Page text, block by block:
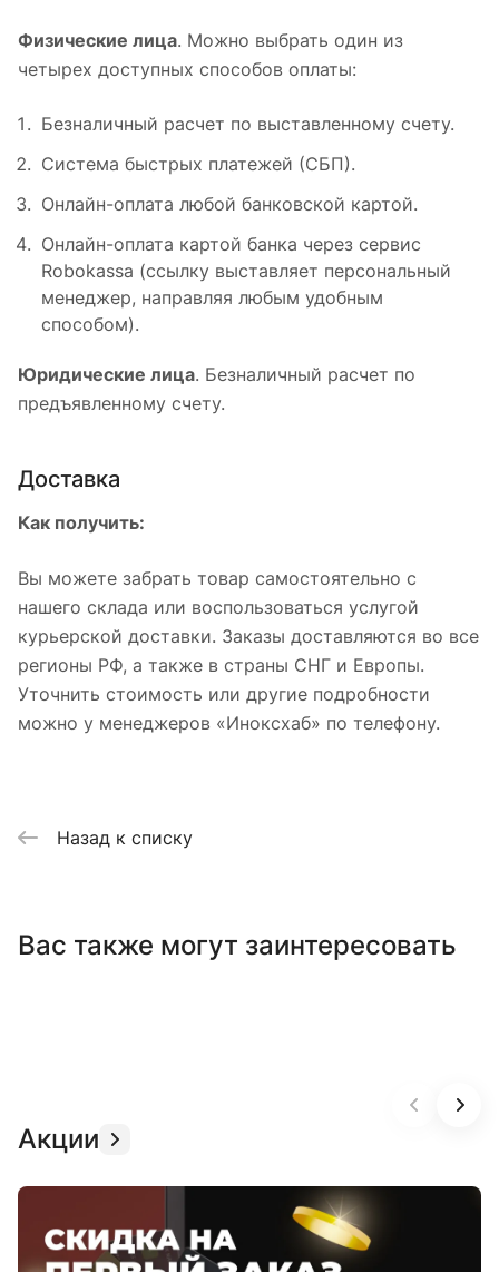
Физические лица. Можно выбрать один из
четырех доступных способов оплаты:
Безналичный расчет по выставленному счету.
Система быстрых платежей (СБП).
Онлайн-оплата любой банковской картой.
Онлайн-оплата картой банка через сервис
Robokassa (ссылку выставляет персональный
менеджер, направляя любым удобным
способом).
Юридические лица. Безналичный расчет по
предъявленному счету.
Доставка
Как получить:
Вы можете забрать товар самостоятельно с
нашего склада или воспользоваться услугой
курьерской доставки. Заказы доставляются во все
регионы РФ, а также в страны СНГ и Европы.
Уточнить стоимость или другие подробности
можно у менеджеров «Иноксхаб» по телефону.
Назад к списку
Вас также могут заинтересовать
Акции